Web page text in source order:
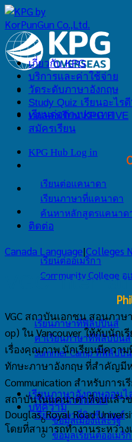
Skip
to
content
เรียนต่อต่างประเทศ
เรียนต่อแคนาดา
เรียนภาษาที่แคนาดา
ค้นหาหลักสูตรแคนาด
เรียนต่ออเมริกา
Community College อ
เรียนภาษาที่ฟิลิปปินส์
ค่าเรียนภาษาที่ฟิลิปปินส์
Summer Camp ที่ฟิลิปปิ
เรียนต่อนิวซีแลนด์
เรียนภาษาที่นิวซีแลนด์
เรียนภาษาอังกฤษออน
บทความ
ข้อมูลเมืองและรัฐ
ข้อมูลเรียนต่ออเมริ
เกี่ยวกับ KPG
บริการและค่าใช้จ่าย
วัดระดับภาษาอังกฤษ
Study Quiz เรียนอะไร
ทดลองเรียน KPG LIVE
สมัครเรียน
KPG Hub Log in
ติดต่อ
Canada Language|Colleges
VGC
VGC สถาบันเอกชน สอนภาษ
op) ใน Vancouver ให้กับนักเ
เรื่องคุณภาพ นักเรียนมีควา
ทักษะภาษาอังกฤษ ที่สำคัญมี
Communication สำหรับการ
สถาบันในแคนาดาที่จบแล้วข
Douglas, Royal Road
โดยที่สามารถทำงานระหว่าง